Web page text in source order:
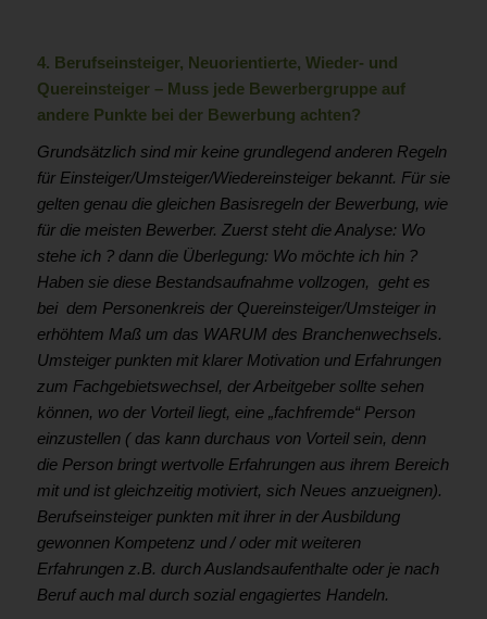
4. Berufseinsteiger, Neuorientierte, Wieder- und
Quereinsteiger – Muss jede Bewerbergruppe auf
andere Punkte bei der Bewerbung achten?
Grundsätzlich sind mir keine grundlegend anderen Regeln
für Einsteiger/Umsteiger/Wiedereinsteiger bekannt. Für sie
gelten genau die gleichen Basisregeln der Bewerbung, wie
für die meisten Bewerber. Zuerst steht die Analyse: Wo
stehe ich ? dann die Überlegung: Wo möchte ich hin ?
Haben sie diese Bestandsaufnahme vollzogen, geht es
bei dem Personenkreis der Quereinsteiger/Umsteiger in
erhöhtem Maß um das WARUM des Branchenwechsels.
Umsteiger punkten mit klarer Motivation und Erfahrungen
zum Fachgebietswechsel, der Arbeitgeber sollte sehen
können, wo der Vorteil liegt, eine „fachfremde“ Person
einzustellen ( das kann durchaus von Vorteil sein, denn
die Person bringt wertvolle Erfahrungen aus ihrem Bereich
mit und ist gleichzeitig motiviert, sich Neues anzueignen).
Berufseinsteiger punkten mit ihrer in der Ausbildung
gewonnen Kompetenz und / oder mit weiteren
Erfahrungen z.B. durch Auslandsaufenthalte oder je nach
Beruf auch mal durch sozial engagiertes Handeln.